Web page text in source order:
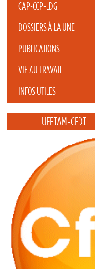
CAP-CCP-LDG
DOSSIERS À LA UNE
PUBLICATIONS
VIE AU TRAVAIL
INFOS UTILES
_____ UFETAM-CFDT